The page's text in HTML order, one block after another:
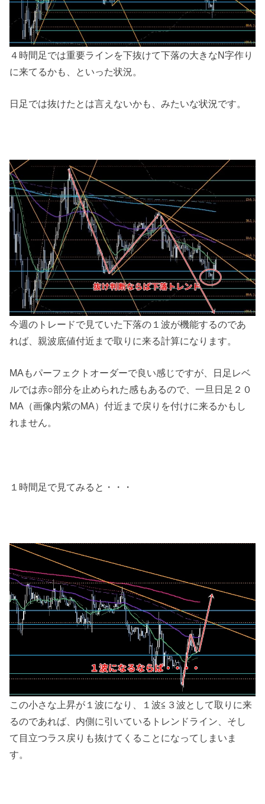
４時間足では重要ラインを下抜けて下落の大きなN字作り
に来てるかも、といった状況。
日足では抜けたとは言えないかも、みたいな状況です。
今週のトレードで見ていた下落の１波が機能するのであ
れば、親波底値付近まで取りに来る計算になります。
MAもパーフェクトオーダーで良い感じですが、日足レベ
ルでは赤○部分を止められた感もあるので、一旦日足２０
MA（画像内紫のMA）付近まで戻りを付けに来るかもし
れません。
１時間足で見てみると・・・
この小さな上昇が１波になり、１波≦３波として取りに来
るのであれば、内側に引いているトレンドライン、そし
て目立つラス戻りも抜けてくることになってしまいま
す。